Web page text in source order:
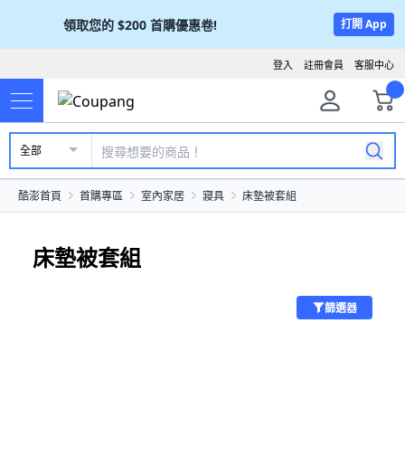
領取您的 $200 首購優惠卷! 打開 App
客服中心
註冊會員
登入
全部
酷澎首頁 首購專區 室內家居 寢具 床墊被套組
床墊被套組
篩選器